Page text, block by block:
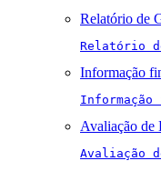
Relatório de
Relatório
Informação
Avaliação de
Avaliação